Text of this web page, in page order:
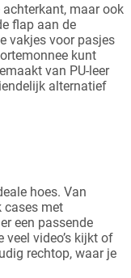
maar ook
flap aan de
vakjes voor pasjes
kunt
van PU-leer
alternatief
hoes. Van
cases met
een passende
video’s kijkt of
rechtop, waar je